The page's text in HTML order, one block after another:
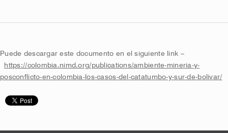
Puede descargar este documento en el siguiente link –
https://colombia.nimd.org/publications/ambiente-mineria-y-
posconflicto-en-colombia-los-casos-del-catatumbo-y-sur-de-bolivar/